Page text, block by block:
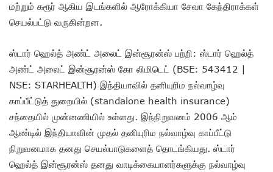
மற்றும் கரூர் ஆகிய இடங்களில் ஆரோக்கியா சேவா கேந்திராக்கள்
செயல்பட்டு வருகின்றன.
ஸ்டார் ஹெல்த் அண்ட் அலைட் இன்சூரன்ஸ் பற்றி: ஸ்டார் ஹெல்த்
அண்ட் அலைட் இன்சூரன்ஸ் கோ லிமிடெட் (BSE: 543412 |
NSE: STARHEALTH) இந்தியாவில் தனியுரிம நல்வாழ்வு
காப்பீட்டுத் துறையில் (standalone health insurance)
சந்தையில் முன்னணியில் உள்ளது. இந்நிறுவனம் 2006 ஆம்
ஆண்டில் இந்தியாவின் முதல் தனியுரிம நல்வாழ்வு காப்பீட்டு
நிறுவனமாக தனது செயல்பாடுகளைத் தொடங்கியது. ஸ்டார்
ஹெல்த் இன்சூரன்ஸ் தனது வாடிக்கையாளர்களுக்கு நல்வாழ்வு